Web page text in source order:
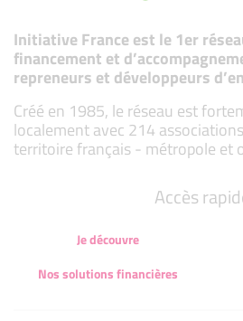
Initiative France est le 1er
financement et
repreneurs et développeurs
Créé en 1985, le réseau est
localement avec 214
territoire français - métropole et
Accès
Je découvre
Nos solutions financières